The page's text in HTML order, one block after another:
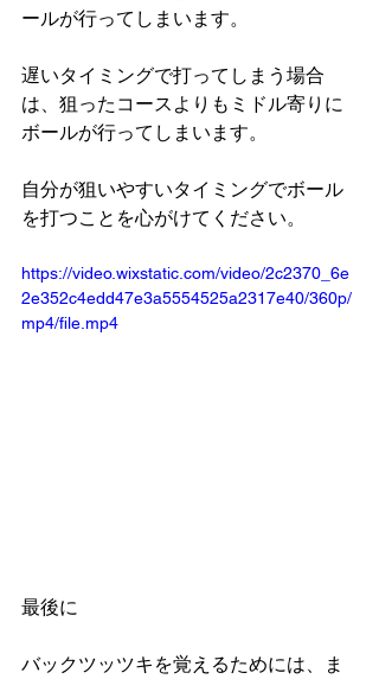
ールが行ってしまいます。
遅いタイミングで打ってしまう場合
は、狙ったコースよりもミドル寄りに
ボールが行ってしまいます。
自分が狙いやすいタイミングでボール
を打つことを心がけてください。
https://video.wixstatic.com/video/2c2370_6e
2e352c4edd47e3a5554525a2317e40/360p/
mp4/file.mp4
最後に
バックツッツキを覚えるためには、ま